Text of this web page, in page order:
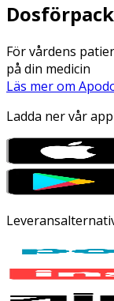
För vårdens
på din medicin
Läs mer om
Ladda ner vår app